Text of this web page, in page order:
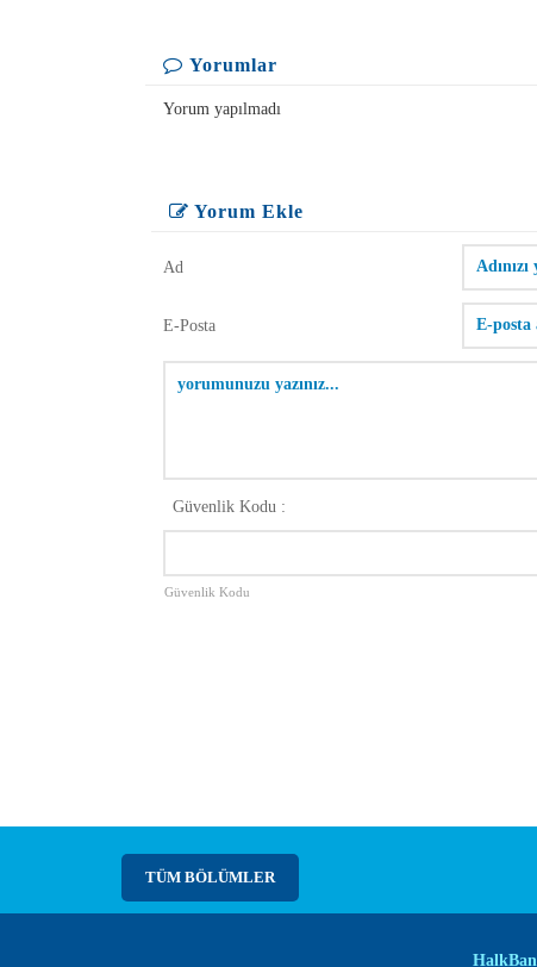
Yorumlar
Yorum yapılmadı
Yorum Ekle
Ad
E-Posta
Güvenlik Kodu :
Güvenlik Kodu
TÜM BÖLÜMLER